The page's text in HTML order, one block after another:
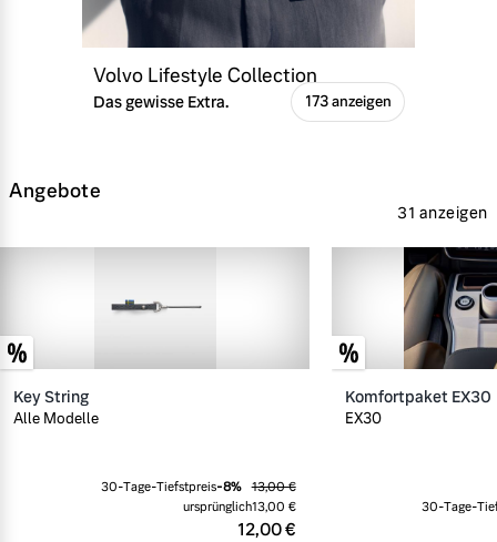
Volvo Lifestyle Collection
Das gewisse Extra. 173 anzeigen
Angebote
31 anzeigen
Key String
Alle Modelle
12,00 €
30-Tage-Tiefstpreis-8%
13,00 €
ursprünglich13,00 €
Komfortpaket EX30
EX30
30-Tage-